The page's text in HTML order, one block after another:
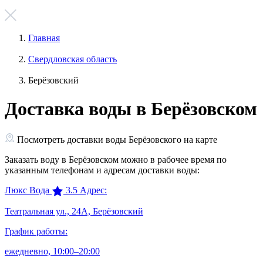
Главная
Свердловская область
Берёзовский
Доставка воды в Берёзовском
Посмотреть доставки воды Берёзовского на карте
Заказать воду в Берёзовском можно в рабочее время по
указанным телефонам и адресам доставки воды:
Люкс Вода
3.5 Адрес:
Театральная ул., 24А, Берёзовский
График работы:
ежедневно, 10:00–20:00